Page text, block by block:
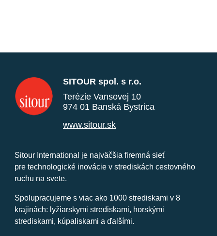
SITOUR spol. s r.o.
Terézie Vansovej 10
974 01 Banská Bystrica
www.sitour.sk
Sitour International je najväčšia firemná sieť
pre technologické inovácie v strediskách cestovného
ruchu na svete.
Spolupracujeme s viac ako 1000 strediskami v 8
krajinách: lyžiarskymi strediskami, horskými
strediskami, kúpaliskami a ďalšími.